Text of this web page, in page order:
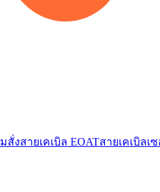
สั่งสายเคเบิล EOATสายเคเบิลเ